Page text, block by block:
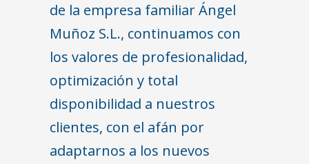
de la empresa familiar Ángel
Muñoz S.L., continuamos con
los valores de profesionalidad,
optimización y total
disponibilidad a nuestros
clientes, con el afán por
adaptarnos a los nuevos